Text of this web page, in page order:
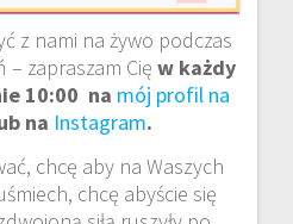
z nami na żywo podczas
zapraszam Cię w każdy
10:00 na mój profil na
na Instagram.
chcę aby na Waszych
chcę abyście się